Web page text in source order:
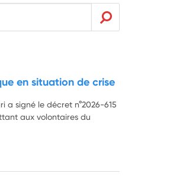
en situation de crise
a signé le décret n°2026-615
aux volontaires du